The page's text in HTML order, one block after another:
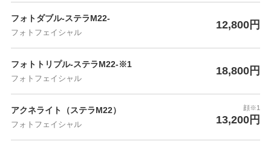
フォトダブル-ステラM22-
フォトフェイシャル
12,800円
フォトトリプル-ステラM22-※1
フォトフェイシャル
18,800円
アクネライト（ステラM22）
フォトフェイシャル
顔※1
13,200円